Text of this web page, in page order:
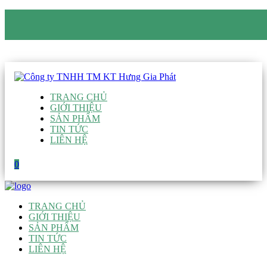
TRANG CHỦ
GIỚI THIỆU
SẢN PHẨM
TIN TỨC
LIÊN HỆ
0
TRANG CHỦ
GIỚI THIỆU
SẢN PHẨM
TIN TỨC
LIÊN HỆ